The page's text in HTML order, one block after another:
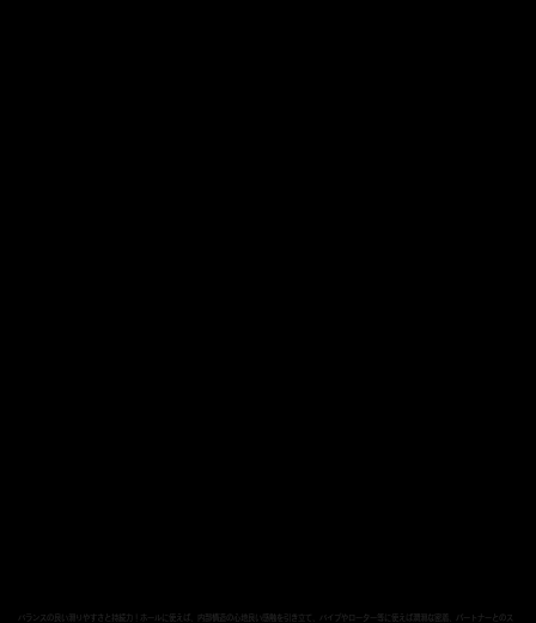
バランスの良い滑りやすさと持続力！ホールに使えば、内部構造の心地良い感触を引き立て、バイブやローター等に使えば潤滑な密着、パートナーとのス